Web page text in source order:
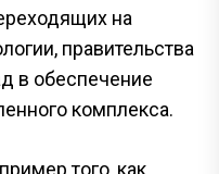
на
правительства
в обеспечение
комплекса.
того, как